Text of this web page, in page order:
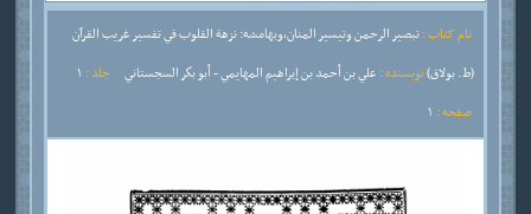
نام کتاب :تبصير الرحمن وتيسير المنان،وبهامشه: نزهة القلوب في تفسير غريب القرآن
(ط. بولاق)نویسنده : علي بن أحمد بن إبراهيم المهايمي - أبو بكر السجستاني جلد :
صفحه :